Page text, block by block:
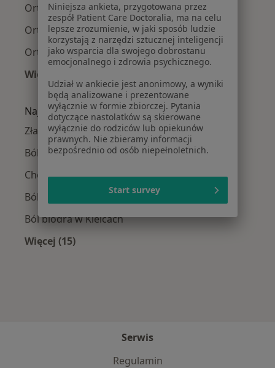
Ortopedzi w Skarżysku-Kamiennej
Ortopedzi w Włoszczowie
Ortopedzi w Jędrzejowie
Więcej (5)
Więcej w kategorii: W pobliżu Kielc
Najczęście leczone choroby
Złamania w Kielcach
Ból kolana w Kielcach
Choroby zwyrodnieniowe w Kielcach
Ból barku w Kielcach
Ból biodra w Kielcach
Więcej (15)
Serwis
Regulamin
Niniejsza ankieta, przygotowana przez
zespół Patient Care Doctoralia, ma na celu
lepsze zrozumienie, w jaki sposób ludzie
korzystają z narzędzi sztucznej inteligencji
jako wsparcia dla swojego dobrostanu
emocjonalnego i zdrowia psychicznego.
Udział w ankiecie jest anonimowy, a wyniki
będą analizowane i prezentowane
wyłącznie w formie zbiorczej. Pytania
dotyczące nastolatków są skierowane
wyłącznie do rodziców lub opiekunów
prawnych. Nie zbieramy informacji
bezpośrednio od osób niepełnoletnich.
Start survey